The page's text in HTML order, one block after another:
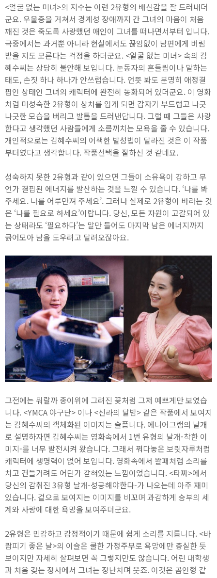
<얼굴 없는 미녀>의 지수는 이런 2유형의 배신감을 잘 드러내더
군요. 우울증을 거쳐서 경계성 장애까지 간 그녀의 마음이 처음
깨진 것은 죽도록 사랑했던 애인이 그녀를 떠나면서부터 입니다.
극중에서는 과거뿐 아니라 현실에서도 끊임없이 남편에게 버림
받을 지도 모른다는 걱정을 하더군요. <얼굴 없는 미녀> 속의 김
혜수씨는 상당히 불안해 보입니다. 눈동자의 흔들림이나 말하는
태도, 손짓 하나 하나가 안쓰럽습니다. 언뜻 봐도 분명히 애정결
핍인 상태인 그녀의 캐릭터에 완전히 동화되어 있더군요. 이 영화
처럼 미성숙한 2유형이 상처를 입게 되면 갑자기 부드럽고 나긋
나긋한 모습을 버리고 발톱을 드러낸답니다. 그럴 때 그들은 사랑
한다고 생각했던 사람들에게 소름끼치는 모욕을 줄 수 있습니다.
개인적으로는 김혜수씨의 어색한 발성법이 달라진 것은 이 작품
부터였다고 생각합니다. 작품선택을 잘하신 것 같네요.
성숙하지 못한 2유형과 같이 있으면 그들이 소유욕이 강하고 무
언가 결핍된 에너지를 발산하는 것을 느낄 수 있습니다. ‘나를 봐
주세요. 나를 어루만져 주세요’. 그러나 실제로 2유형이 바라는 것
은 ‘나를 필요로 하세요’이랍니다. 당신, 모든 자원이 고갈되어 있
는 상태라도 ‘필요하다’는 말만 들어도 마지막 남은 에너지까지
긁어모아 남을 도우려고 달려오잖아요.
그전에는 뭐랄까 종이위에 그려진 꽃처럼 그저 예쁘게만 보였습
니다. <YMCA 야구단> 이나 <신라의 달밤> 같은 작품에서 보여지
는 김혜수씨의 객체화된 이미지는 슬픕니다. 에니어그램의 날개
로 설명하자면 김혜수씨는 영화속에서 1번 유형의 날개-착한 이
미지-를 너무 발전시켜 왔습니다. 그래서 꿔다놓은 보릿자루처럼
캐릭터에 생명력이 없어 보입니다. 영화속에서 왈패처럼 소리를
치고 건들거려도 어딘가 갇혀있는 느낌이었습니다. <타짜>에서
당신의 감춰진 3유형 날개-성공해야한다-가 나오는데 아주 재미
있습니다. 겉으로 보여지는 이미지를 비꼬며 과감하게 승부의 세
계와 사랑에 대한 욕망을 보여주더군요.
2유형은 민감하고 감정적이기 때문에 쉽게 소리를 지릅니다. <바
람피기 좋은 날>의 이슬은 쿨한 가정주부로 욕망에만 충실한 듯
보이지만 자세히 살펴보면 꼭 그렇지만도 않습니다. 어린 대학생
과 처음 갖는 정사에서 그녀는 장난치며 웃죠. 이것은 곰인형 같